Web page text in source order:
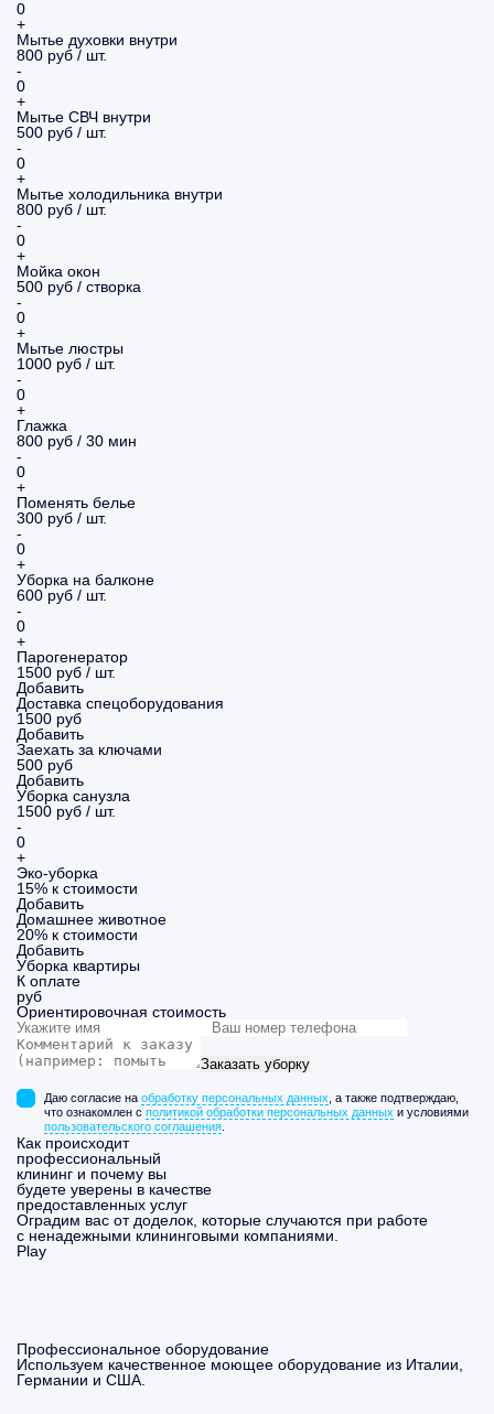
0
+
Мытье духовки внутри
800 руб / шт.
-
0
+
Мытье СВЧ внутри
500 руб / шт.
-
0
+
Мытье холодильника внутри
800 руб / шт.
-
0
+
Мойка окон
500 руб / створка
-
0
+
Мытье люстры
1000 руб / шт.
-
0
+
Глажка
800 руб / 30 мин
-
0
+
Поменять белье
300 руб / шт.
-
0
+
Уборка на балконе
600 руб / шт.
-
0
+
Парогенератор
1500 руб / шт.
Добавить
Доставка спецоборудования
1500 руб
Добавить
Заехать за ключами
500 руб
Добавить
Уборка санузла
1500 руб / шт.
-
0
+
Эко-уборка
15% к стоимости
Добавить
Домашнее животное
20% к стоимости
Добавить
Уборка квартиры
К оплате
руб
Ориентировочная стоимость
Заказать уборку
Даю согласие на обработку персональных данных , а также подтверждаю,
что ознакомлен с политикой обработки персональных данных и условиями
пользовательского соглашения
Как происходит
профессиональный
клининг и почему вы
будете уверены в качестве
предоставленных услуг
Оградим вас от доделок, которые случаются при работе
с ненадежными клининговыми компаниями.
Play
Профессиональное оборудование
Используем качественное моющее оборудование из Италии,
Германии и США.